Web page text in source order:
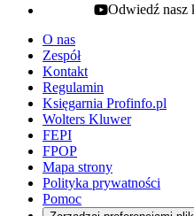
youtube - otwiera się
Odwiedź nasz
O nas
Zespół
Kontakt
Regulamin
Księgarnia Profinfo.pl
Wolters Kluwer
FEPI
FPOP
Mapa strony
Polityka prywatności
Pomoc